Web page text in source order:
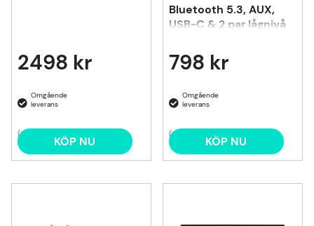
2498 kr
(3) KÖP NU
Bluetooth 5.3, AUX,
USB-C & 2 par lågnivå
798 kr
(6) KÖP NU